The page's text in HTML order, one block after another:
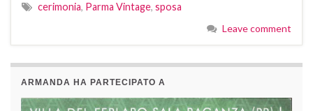
cerimonia, Parma Vintage, sposa
Leave comment
ARMANDA HA PARTECIPATO A